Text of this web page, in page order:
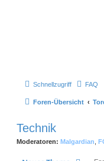
Schnellzugriff FAQ
Foren-Übersicht
Technik
Moderatoren: Malgardian